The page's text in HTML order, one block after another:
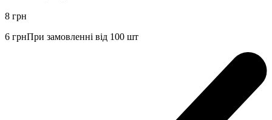
8 грн
6 грнПри замовленні від 100 шт